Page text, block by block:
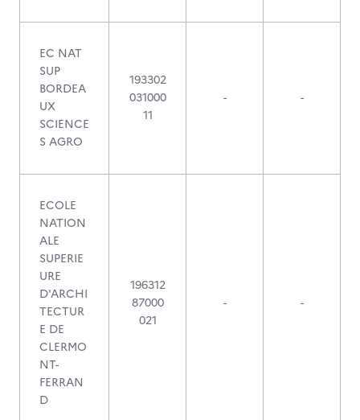
EC NAT
SUP
BORDEA
UX
SCIENCE
S AGRO
193302
031000
11
- -
ECOLE
NATION
ALE
SUPERIE
URE
D'ARCHI
TECTUR
E DE
CLERMO
NT-
FERRAN
D
196312
87000
021
- -